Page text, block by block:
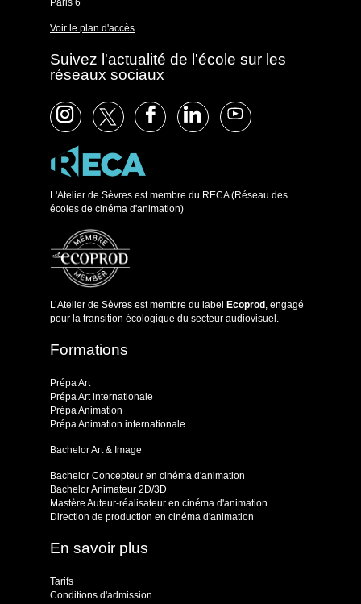
Voir le plan d'accès
Suivez l'actualité de l'école sur les
réseaux sociaux
L'Atelier de Sèvres est membre du RECA (Réseau des
écoles de cinéma d'animation)
L’Atelier de Sèvres est membre du label Ecoprod , engagé
pour la transition écologique du secteur audiovisuel.
Formations
Prépa Art
Prépa Art internationale
Prépa Animation
Prépa Animation internationale
Bachelor Art & Image
Bachelor Concepteur en cinéma d'animation
Bachelor Animateur 2D/3D
Mastère Auteur-réalisateur en cinéma d'animation
Direction de production en cinéma d'animation
En savoir plus
Tarifs
Conditions d'admission